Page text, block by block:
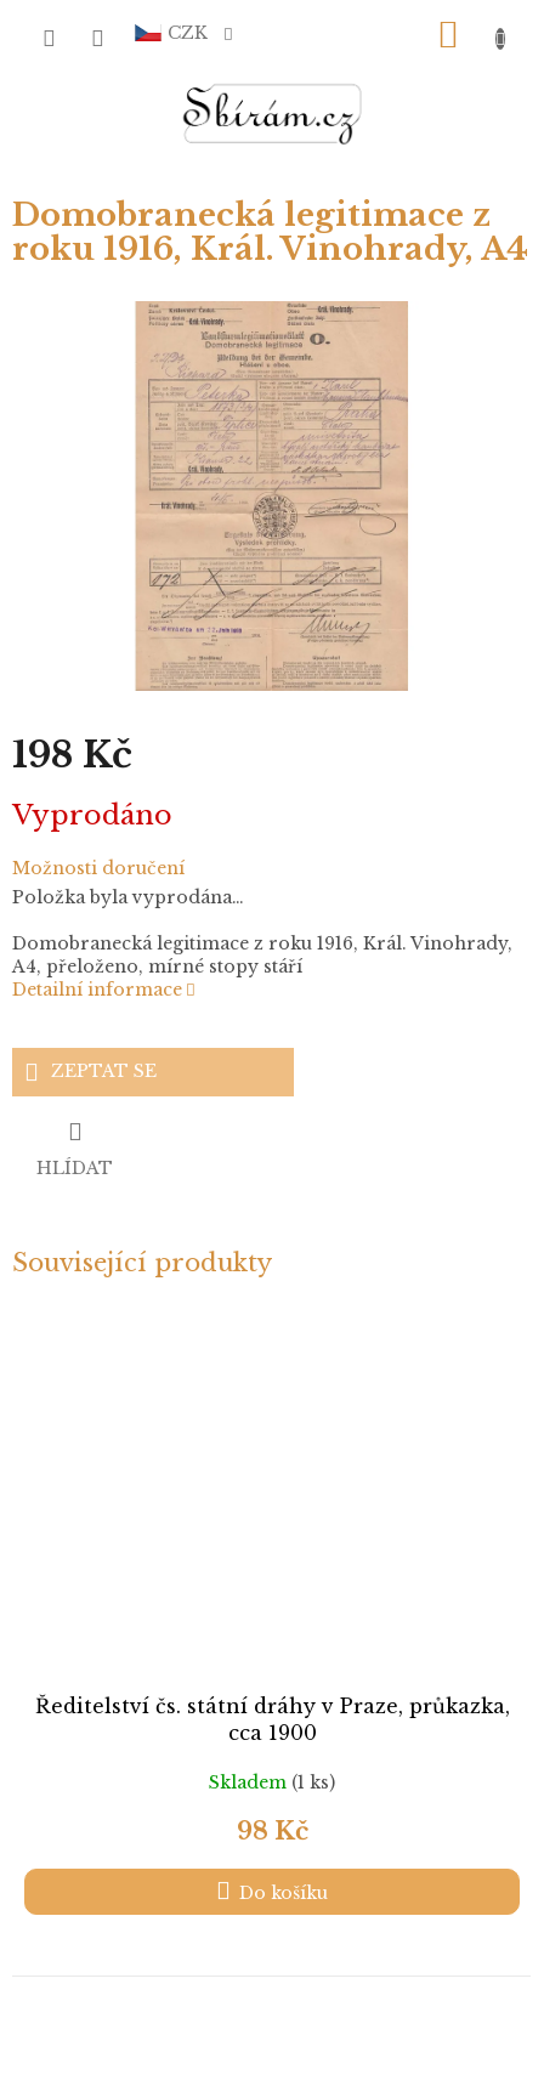
CZK
Domobranecká legitimace z
roku 1916, Král. Vinohrady, A4
198 Kč
cena:
Vyprodáno
Možnosti doručení
Položka byla vyprodána…
Domobranecká legitimace z roku 1916, Král. Vinohrady,
A4, přeloženo, mírné stopy stáří
Detailní informace
ZEPTAT SE
HLÍDAT
Související produkty
Ředitelství čs. státní dráhy v Praze, průkazka,
cca 1900
Skladem (1 ks)
98 Kč
Do košíku